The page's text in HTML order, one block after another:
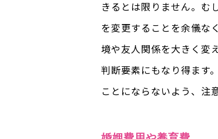
きるとは限りません。む
を変更することを余儀な
境や友人関係を大きく変
判断要素にもなり得ます
ことにならないよう、注